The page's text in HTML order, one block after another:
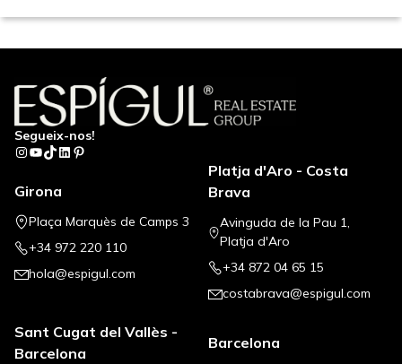
Segueix-nos!
Instagram
YouTube
TikTok
LinkedIn
Pinterest
Girona
Plaça Marquès de Camps 3
+34 972 220 110
hola@espigul.com
Platja d'Aro - Costa
Brava
Avinguda de la Pau 1,
Platja d'Aro
+34 872 04 65 15
costabrava@espigul.com
Sant Cugat del Vallès -
Barcelona
Barcelona